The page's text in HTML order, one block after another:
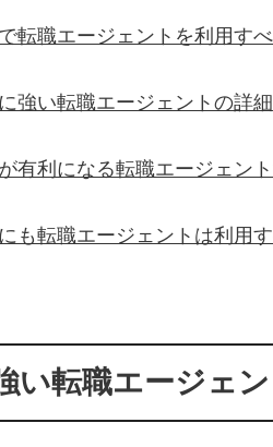
転職エージェントを利用す
強い転職エージェントの詳細
有利になる転職エージェン
も転職エージェントは利用
い転職エージェン